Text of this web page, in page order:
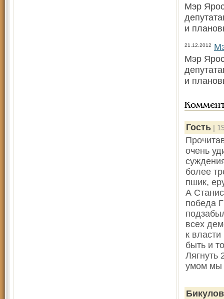
Мэр
и
21.12.2012
Мэр
и
Гость |
очень
более
пшик,
А
победа
всех
к
быть и
Лягнуть
умом мы
Бикулов